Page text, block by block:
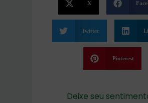
X
Twitter
Pinterest
Deixe seu